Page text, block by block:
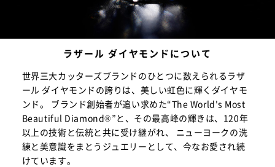
ラザール ダイヤモンドについて
世界三大カッターズブランドのひとつに数えられるラザ
ール ダイヤモンドの誇りは、美しい虹色に輝くダイヤモ
ンド。 ブランド創始者が追い求めた“The World's Most
Beautiful Diamond®”と、その最高峰の輝きは、120年
以上の技術と伝統と共に受け継がれ、 ニューヨークの洗
練と美意識をまとうジュエリーとして、今なお愛され続
けています。